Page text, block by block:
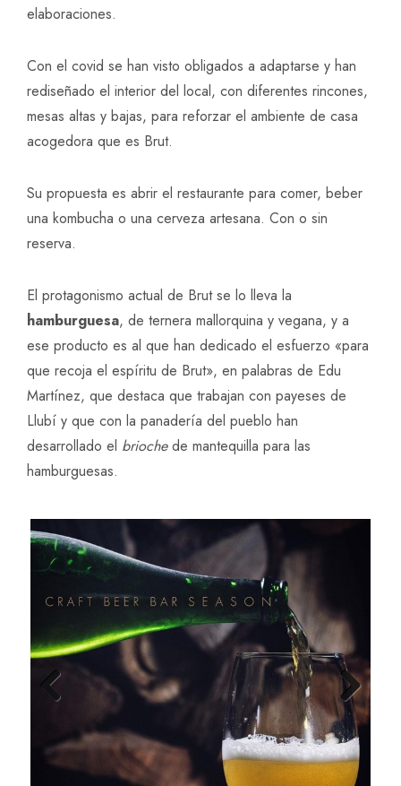
elaboraciones.
Con el covid se han visto obligados a adaptarse y han
rediseñado el interior del local, con diferentes rincones,
mesas altas y bajas, para reforzar el ambiente de casa
acogedora que es Brut.
Su propuesta es abrir el restaurante para comer, beber
una kombucha o una cerveza artesana. Con o sin
reserva.
El protagonismo actual de Brut se lo lleva la
hamburguesa, de ternera mallorquina y vegana, y a
ese producto es al que han dedicado el esfuerzo «para
que recoja el espíritu de Brut», en palabras de Edu
Martínez, que destaca que trabajan con payeses de
Llubí y que con la panadería del pueblo han
desarrollado el briochede mantequilla para las
hamburguesas.
ous
Next